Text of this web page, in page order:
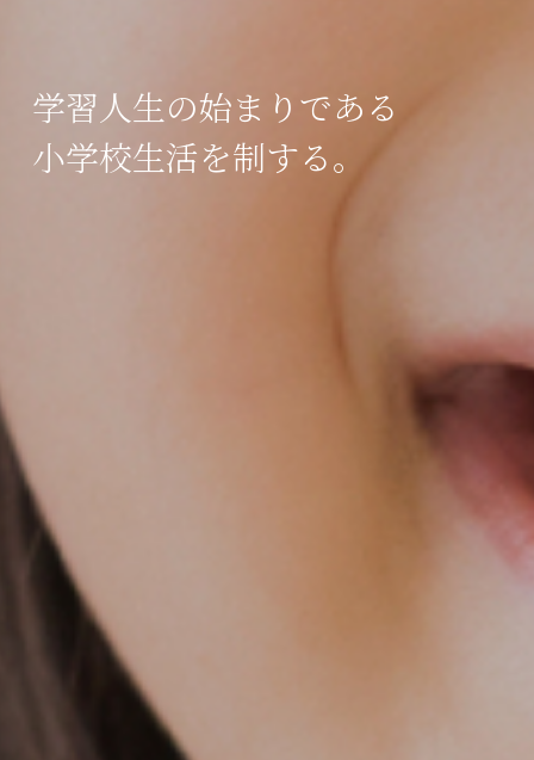
学習人生の始まりである
小学校生活を制する。